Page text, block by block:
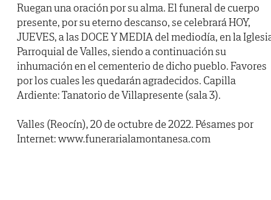
Ruegan una oración por su alma. El funeral de cuerpo
presente, por su eterno descanso, se celebrará HOY,
JUEVES, a las DOCE Y MEDIA del mediodía, en la
Parroquial de Valles, siendo a continuación su
inhumación en el cementerio de dicho pueblo. Favores
por los cuales les quedarán agradecidos. Capilla
Ardiente: Tanatorio de Villapresente (sala 3).
Valles (Reocín), 20 de octubre de 2022. Pésames por
Internet: www.funerarialamontanesa.com